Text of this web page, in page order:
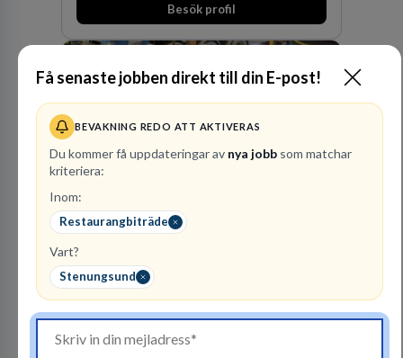
Få senaste jobben direkt till din E-post!
BEVAKNING REDO ATT AKTIVERAS
Du kommer få uppdateringar av nya jobb som matchar
kriteriera:
Inom:
Restaurangbiträde
Vart?
Stenungsund
Besök profil
Lastvagnar AB
1lediga jobb
Finnvedens Lastvagnar startades 1997 när man
särskilde lastvagnsverksamheten från
personbilar på den dåvarande